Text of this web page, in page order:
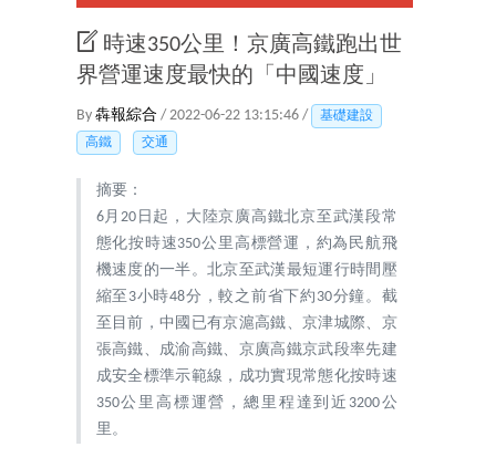
時速350公里！京廣高鐵跑出世
界營運速度最快的「中國速度」
By 犇報綜合 / 2022-06-22 13:15:46 /
基礎建設
高鐵
交通
摘要：
6月20日起，大陸京廣高鐵北京至武漢段常
態化按時速350公里高標營運，約為民航飛
機速度的一半。北京至武漢最短運行時間壓
縮至3小時48分，較之前省下約30分鐘。截
至目前，中國已有京滬高鐵、京津城際、京
張高鐵、成渝高鐵、京廣高鐵京武段率先建
成安全標準示範線，成功實現常態化按時速
350公里高標運營，總里程達到近3200公
里。